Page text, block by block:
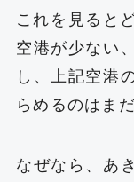
これを見ると
空港が少ない
し、上記空港
らめるのはま
なぜなら、あ